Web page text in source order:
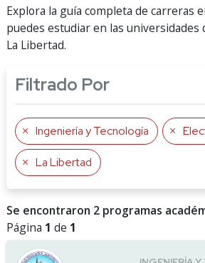
Explora la guía completa de carreras
puedes estudiar en las
La Libertad.
Filtrado Por
Ingeniería y Tecnología
La Libertad
Se encontraron 2 programas
Página 1 de 1